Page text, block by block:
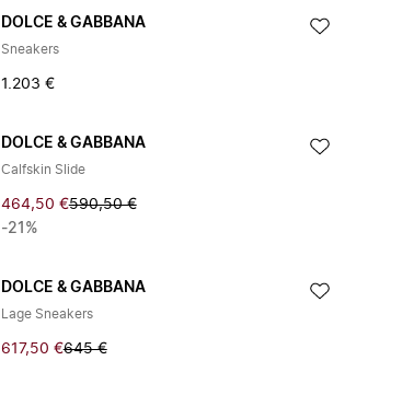
DOLCE & GABBANA
Sneakers
1.203 €
DOLCE & GABBANA
Calfskin Slide
464,50 €590,50 €
-21%
DOLCE & GABBANA
Lage Sneakers
617,50 €645 €